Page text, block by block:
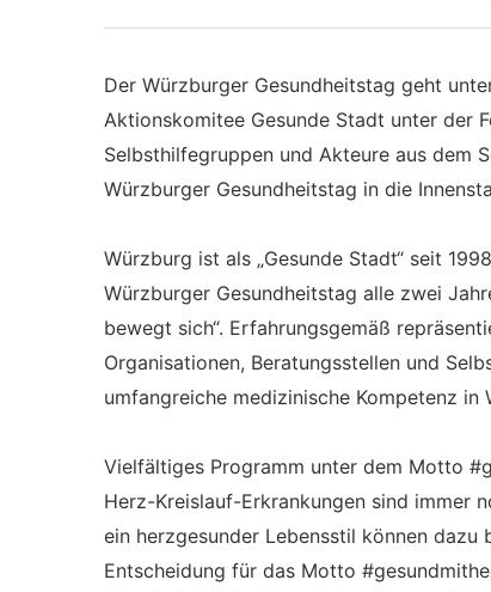
Der Würzburger Gesundheitstag geht
Aktionskomitee Gesunde Stadt unter der
Selbsthilfegruppen und Akteure aus dem
Würzburger Gesundheitstag in die
Würzburg ist als „Gesunde Stadt“ seit
Würzburger Gesundheitstag alle zwei
bewegt sich“. Erfahrungsgemäß
Organisationen, Beratungsstellen und
umfangreiche medizinische Kompetenz in
Vielfältiges Programm unter dem Motto
Herz-Kreislauf-Erkrankungen sind immer
ein herzgesunder Lebensstil können dazu
Entscheidung für das Motto